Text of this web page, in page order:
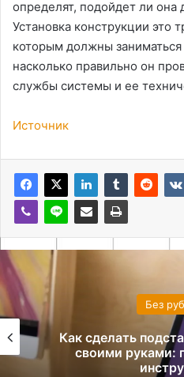
определят, подойдет ли она
Установка конструкции это
которым должны
насколько правильно он
службы системы и ее
Источник
Без
Как сделать
своими руками: